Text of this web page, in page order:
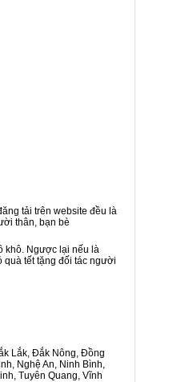
tải trên website đều là
thân, bạn bè
khô. Ngược lại nếu là
quà tết tặng đối tác người
Lắk, Đắk Nông, Đồng
Nghệ An, Ninh Bình,
Tuyên Quang, Vĩnh